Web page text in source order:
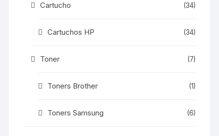
Cartucho (34)
Cartuchos HP (34)
Toner (7)
Toners Brother (1)
Toners Samsung (6)